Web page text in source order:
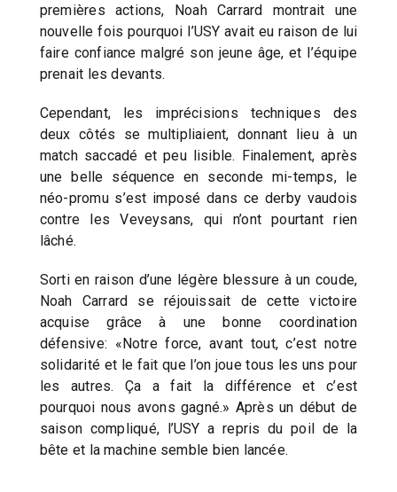
premières actions, Noah Carrard montrait une
nouvelle fois pourquoi l’USY avait eu raison de lui
faire confiance malgré son jeune âge, et l’équipe
prenait les devants.
Cependant, les imprécisions techniques des
deux côtés se multipliaient, donnant lieu à un
match saccadé et peu lisible. Finalement, après
une belle séquence en seconde mi-temps, le
néo-promu s’est imposé dans ce derby vaudois
contre les Veveysans, qui n’ont pourtant rien
lâché.
Sorti en raison d’une légère blessure à un coude,
Noah Carrard se réjouissait de cette victoire
acquise grâce à une bonne coordination
défensive: «Notre force, avant tout, c’est notre
solidarité et le fait que l’on joue tous les uns pour
les autres. Ça a fait la différence et c’est
pourquoi nous avons gagné.» Après un début de
saison compliqué, l’USY a repris du poil de la
bête et la machine semble bien lancée.